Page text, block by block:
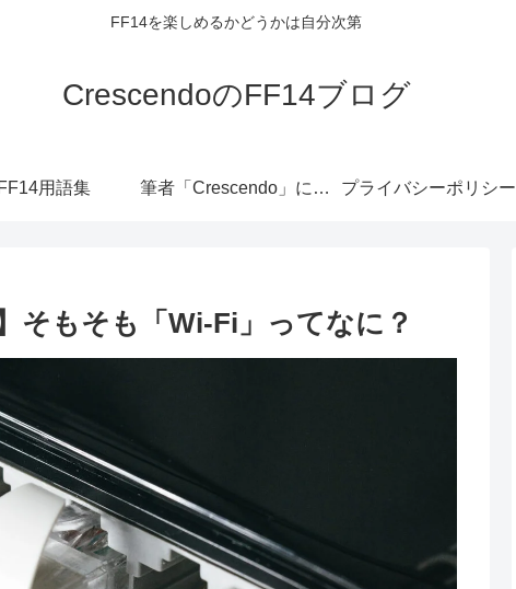
FF14を楽しめるかどうかは自分次第
CrescendoのFF14ブログ
FF14用語集 筆者「Crescendo」について プライバシーポリシー
そもそも「Wi-Fi」ってなに？